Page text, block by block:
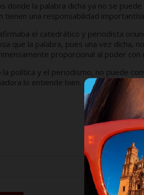
donde la palabra dicha ya no se
tienen una responsabilidad
el catedrático y periodista
que la palabra, pues una vez dicha,
proporcional al poder con
la política y el periodismo, no puede
lo entiende bien.